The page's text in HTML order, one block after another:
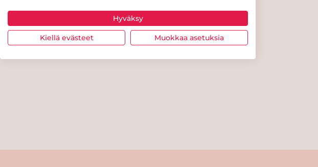
Hyväksy
Kiellä evästeet Muokkaa asetuksia